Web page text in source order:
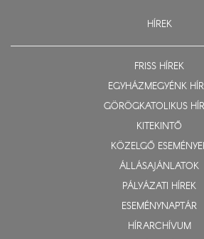
HÍREK
FRISS HÍREK
EGYHÁZMEGYÉNK
GÖRÖGKATOLIKUS
KITEKINTŐ
KÖZELGŐ
ÁLLÁSAJÁNLATOK
PÁLYÁZATI HÍREK
ESEMÉNYNAPTÁR
HÍRARCHÍVUM